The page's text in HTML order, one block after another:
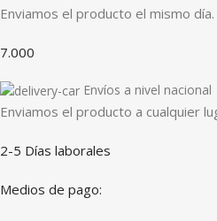
Enviamos el producto el mismo día.
7.000
Envíos a nivel nacional
Enviamos el producto a cualquier
2-5 Días laborales
Medios de pago: